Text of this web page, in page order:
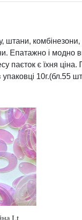
комбінезони,
Епатажно і модно
паєток є їхня ціна.
10г.(бл.55
Lt.